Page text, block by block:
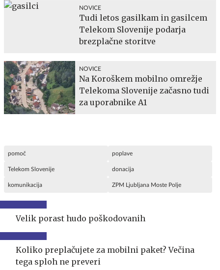
NOVICE
Tudi letos gasilkam in gasilcem
Telekom Slovenije podarja
brezplačne storitve
NOVICE
Na Koroškem mobilno omrežje
Telekoma Slovenije začasno tudi
za uporabnike A1
pomoč poplave
Telekom Slovenije donacija
komunikacija ZPM Ljubljana Moste Polje
Velik porast hudo poškodovanih
Koliko preplačujete za mobilni paket? Večina
tega sploh ne preveri